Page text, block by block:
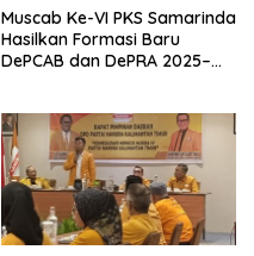
Muscab Ke-VI PKS Samarinda
Hasilkan Formasi Baru
DePCAB dan DePRA 2025–